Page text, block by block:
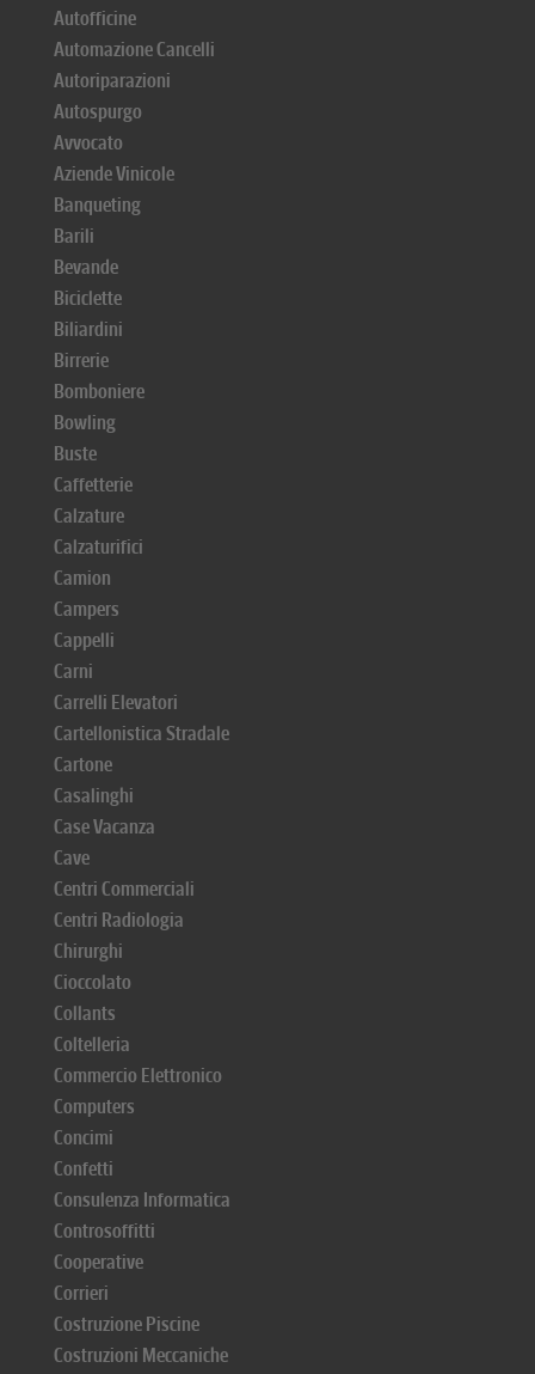
Autofficine
Automazione Cancelli
Autoriparazioni
Autospurgo
Avvocato
Aziende Vinicole
Banqueting
Barili
Bevande
Biciclette
Biliardini
Birrerie
Bomboniere
Bowling
Buste
Caffetterie
Calzature
Calzaturifici
Camion
Campers
Cappelli
Carni
Carrelli Elevatori
Cartellonistica Stradale
Cartone
Casalinghi
Case Vacanza
Cave
Centri Commerciali
Centri Radiologia
Chirurghi
Cioccolato
Collants
Coltelleria
Commercio Elettronico
Computers
Concimi
Confetti
Consulenza Informatica
Controsoffitti
Cooperative
Corrieri
Costruzione Piscine
Costruzioni Meccaniche